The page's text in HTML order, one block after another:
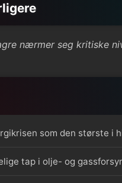
nærmer seg kritiske
som den største i
tap i olje- og